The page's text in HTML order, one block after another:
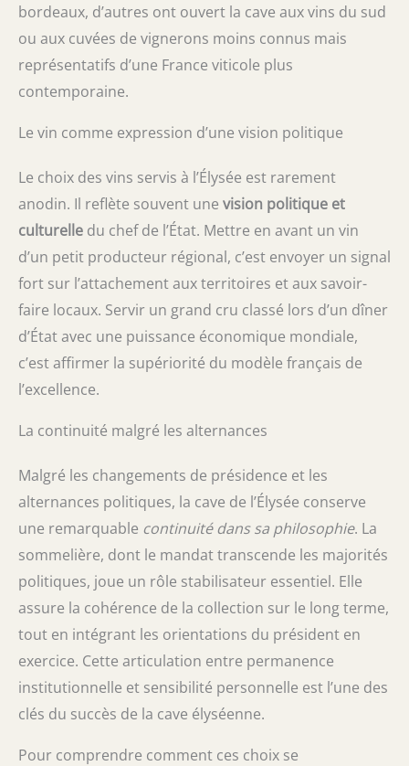
bordeaux, d’autres ont ouvert la cave aux vins du sud
ou aux cuvées de vignerons moins connus mais
représentatifs d’une France viticole plus
contemporaine.
Le vin comme expression d’une vision politique
Le choix des vins servis à l’Élysée est rarement
anodin. Il reflète souvent une vision politique et
culturelle du chef de l’État. Mettre en avant un vin
d’un petit producteur régional, c’est envoyer un signal
fort sur l’attachement aux territoires et aux savoir-
faire locaux. Servir un grand cru classé lors d’un dîner
d’État avec une puissance économique mondiale,
c’est affirmer la supériorité du modèle français de
l’excellence.
La continuité malgré les alternances
Malgré les changements de présidence et les
alternances politiques, la cave de l’Élysée conserve
une remarquable continuité dans sa philosophie. La
sommelière, dont le mandat transcende les majorités
politiques, joue un rôle stabilisateur essentiel. Elle
assure la cohérence de la collection sur le long terme,
tout en intégrant les orientations du président en
exercice. Cette articulation entre permanence
institutionnelle et sensibilité personnelle est l’une des
clés du succès de la cave élyséenne.
Pour comprendre comment ces choix se